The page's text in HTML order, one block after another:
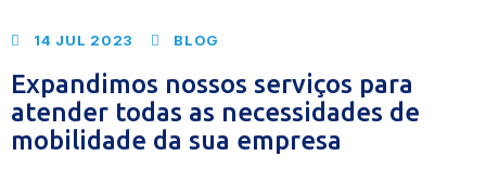
14 JUL 2023 BLOG
Expandimos nossos serviços para
atender todas as necessidades de
mobilidade da sua empresa